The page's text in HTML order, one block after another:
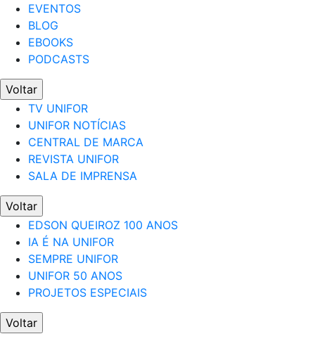
EVENTOS
BLOG
EBOOKS
PODCASTS
Voltar
TV UNIFOR
UNIFOR NOTÍCIAS
CENTRAL DE MARCA
REVISTA UNIFOR
SALA DE IMPRENSA
Voltar
EDSON QUEIROZ 100 ANOS
IA É NA UNIFOR
SEMPRE UNIFOR
UNIFOR 50 ANOS
PROJETOS ESPECIAIS
Voltar